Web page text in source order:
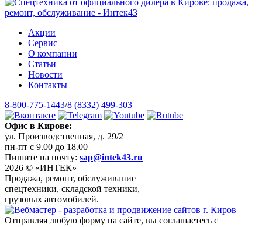
Акции
Сервис
О компании
Статьи
Новости
Контакты
8-800-775-1443/8 (8332) 499-303
Офис в Кирове:
ул. Производственная, д. 29/2
пн-пт с 9.00 до 18.00
Пишите на почту: sap@intek43.ru
2026 © «ИНТЕК»
Продажа, ремонт, обслуживание
спецтехники, складской техники,
грузовых автомобилей.
Отправляя любую форму на сайте, вы соглашаетесь с